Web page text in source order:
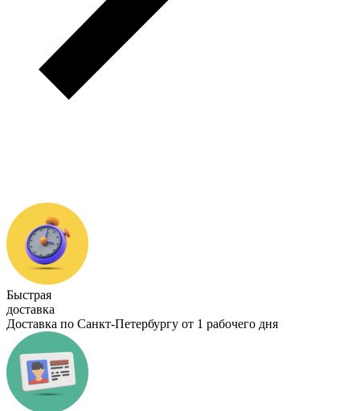
Быстрая
доставка
Доставка по Санкт-Петербургу от 1 рабочего дня